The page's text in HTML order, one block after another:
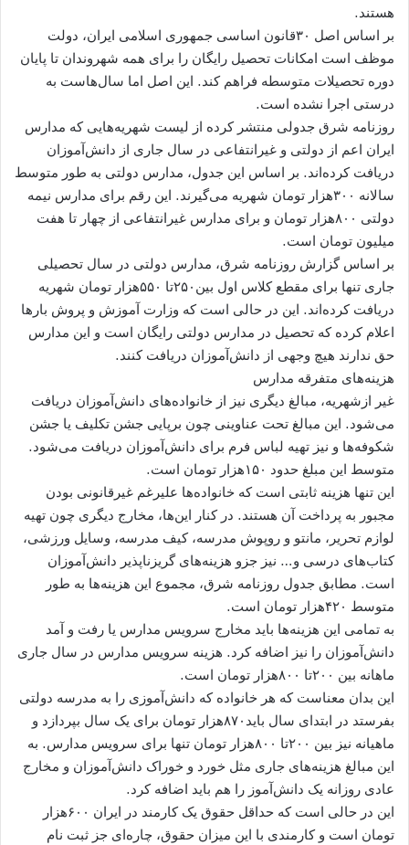
هستند.
بر اساس اصل ۳۰قانون اساسی جمهوری اسلامی ایران، دولت
موظف است امکانات تحصیل رایگان را برای همه شهروندان تا پایان
دوره تحصیلات متوسطه فراهم کند. این اصل اما سال‌هاست به
درستی اجرا نشده است.
روزنامه شرق جدولی منتشر کرده از لیست شهریه‌هایی که مدارس
ایران اعم از دولتی و غیرانتفاعی در سال جاری از دانش‌آموزان
دریافت کرده‌اند. بر اساس این جدول، مدارس دولتی به طور متوسط
سالانه ۳۰۰هزار تومان شهریه می‌گیرند. این رقم برای مدارس نیمه
دولتی ۸۰۰هزار تومان و برای مدارس غیرانتفاعی از چهار تا هفت
میلیون تومان است.
بر اساس گزارش روزنامه شرق، مدارس دولتی در سال تحصیلی
جاری تنها برای مقطع کلاس اول بین۲۵۰تا ۵۵۰هزار تومان شهریه
دریافت کرده‌اند. این در حالی است که وزارت آموزش و پروش بارها
اعلام کرده که تحصیل در مدارس دولتی رایگان است و این مدارس
حق ندارند هیچ وجهی از دانش‌آموزان دریافت کنند.
هزینه‌های متفرقه مدارس
غیر ازشهریه، مبالغ دیگری نیز از خانواده‌های دانش‌آموزان دریافت
می‌شود. این مبالغ تحت عناوینی چون برپایی جشن تکلیف یا جشن
شکوفه‌ها و نیز تهیه لباس فرم برای دانش‌آموزان دریافت می‌شود.
متوسط این مبلغ حدود ۱۵۰هزار تومان است.
این تنها هزینه ثابتی است که خانواده‌ها علیرغم غیرقانونی بودن
مجبور به پرداخت آن هستند. در کنار این‌ها، مخارج دیگری چون تهیه
لوازم تحریر، مانتو و روپوش مدرسه، کیف مدرسه، وسایل ورزشی،
کتاب‌های درسی و… نیز جزو هزینه‌های گریزناپذیر دانش‌آموزان
است. مطابق جدول روزنامه شرق، مجموع این هزینه‌ها به طور
متوسط ۴۲۰هزار تومان است.
به تمامی این هزینه‌ها باید مخارج سرویس مدارس یا رفت و آمد
دانش‌آموزان را نیز اضافه کرد. هزینه سرویس مدارس در سال جاری
ماهانه بین ۲۰۰تا ۸۰۰هزار تومان است.
این بدان معناست که هر خانواده که دانش‌آموزی را به مدرسه دولتی
بفرستد در ابتدای سال باید۸۷۰هزار تومان برای یک سال بپردازد و
ماهیانه نیز بین ۲۰۰تا ۸۰۰هزار تومان تنها برای سرویس مدارس. به
این مبالغ هزینه‌های جاری مثل خورد و خوراک دانش‌آموزان و مخارج
عادی روزانه یک دانش‌آموز را هم باید اضافه کرد.
این در حالی است که حداقل حقوق یک کارمند در ایران ۶۰۰هزار
تومان است و کارمندی با این میزان حقوق، چاره‌ای جز ثبت نام